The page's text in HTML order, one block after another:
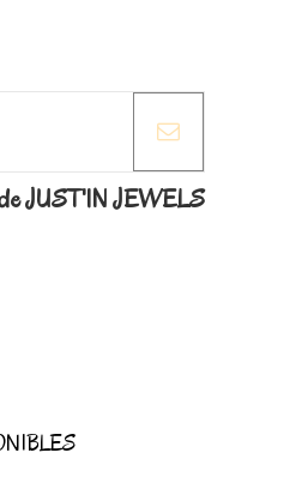
de JUST'IN JEWELS